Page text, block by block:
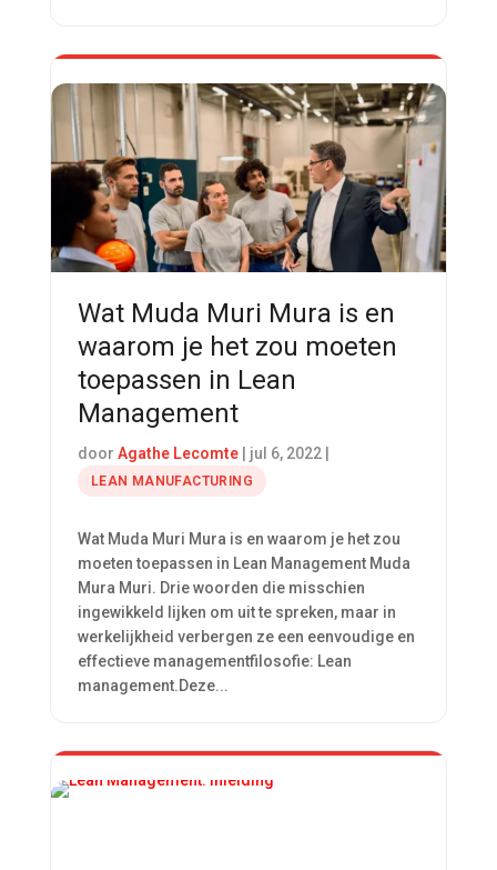
Wat Muda Muri Mura is en
waarom je het zou moeten
toepassen in Lean
Management
door Agathe Lecomte| jul 6, 2022|
LEAN MANUFACTURING
Wat Muda Muri Mura is en waarom je het zou
moeten toepassen in Lean Management Muda
Mura Muri. Drie woorden die misschien
ingewikkeld lijken om uit te spreken, maar in
werkelijkheid verbergen ze een eenvoudige en
effectieve managementfilosofie: Lean
management.Deze...